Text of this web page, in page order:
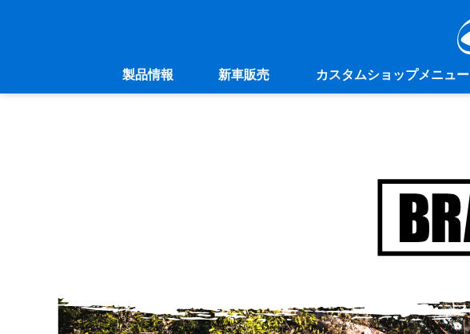
製品情報 新車販売 カスタムショップメニュー